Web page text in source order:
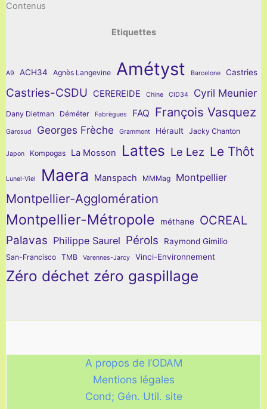
Contenus
Etiquettes
A9 ACH34 Agnès Langevine Amétyst Barcelone Castries
Castries-CSDU CEREREIDE Chine CID34 Cyril Meunier
Dany Dietman Déméter Fabrègues FAQ François Vasquez
Garosud Georges Frèche Grammont Hérault Jacky Chanton
Japon Kompogas La Mosson Lattes Le Lez Le Thôt
Lunel-Viel Maera Manspach MMMag Montpellier
Montpellier-Agglomération
Montpellier-Métropole méthane OCREAL
Palavas Philippe Saurel Pérols Raymond Gimilio
San-Francisco TMB Varennes-Jarcy Vinci-Environnement
Zéro déchet zéro gaspillage
A propos de l’ODAM
Mentions légales
Cond; Gén. Util. site